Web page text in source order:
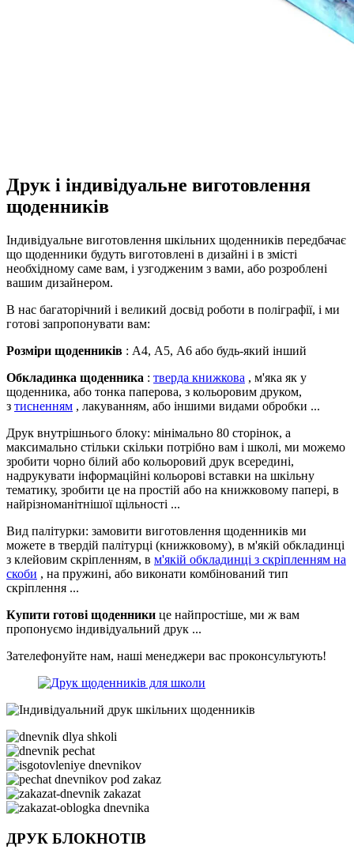
Друк і індивідуальне виготовлення
щоденників
Індивідуальне виготовлення шкільних щоденників передбачає
що щоденники будуть виготовлені в дизайні і в змісті
необхідному саме вам, і узгодженим з вами, або розроблені
вашим дизайнером.
В нас багаторічний і великий досвід роботи в поліграфії, і ми
готові запропонувати вам:
Розміри щоденників : А4, А5, А6 або будь-який інший
Обкладинка щоденника : тверда книжкова , м'яка як у
щоденника, або тонка паперова, з кольоровим друком,
з тисненням , лакуванням, або іншими видами обробки ...
Друк внутрішнього блоку: мінімально 80 сторінок, а
максимально стільки скільки потрібно вам і школі, ми можемо
зробити чорно білий або кольоровий друк всередині,
надрукувати інформаційні кольорові вставки на шкільну
тематику, зробити це на простій або на книжковому папері, в
найрізноманітнішої щільності ...
Вид палітурки: замовити виготовлення щоденників ми
можете в твердій палітурці (книжковому), в м'якій обкладинці
з клейовим скріпленням, в м'якій обкладинці з скріпленням на
скоби , на пружині, або виконати комбінований тип
скріплення ...
Купити готові щоденники це найпростіше, ми ж вам
пропонуємо індивідуальний друк ...
Зателефонуйте нам, наші менеджери вас проконсультують!
ДРУК БЛОКНОТІВ